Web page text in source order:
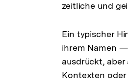
zeitliche und
Ein typischer
ihrem Namen
ausdrückt,
Kontexten